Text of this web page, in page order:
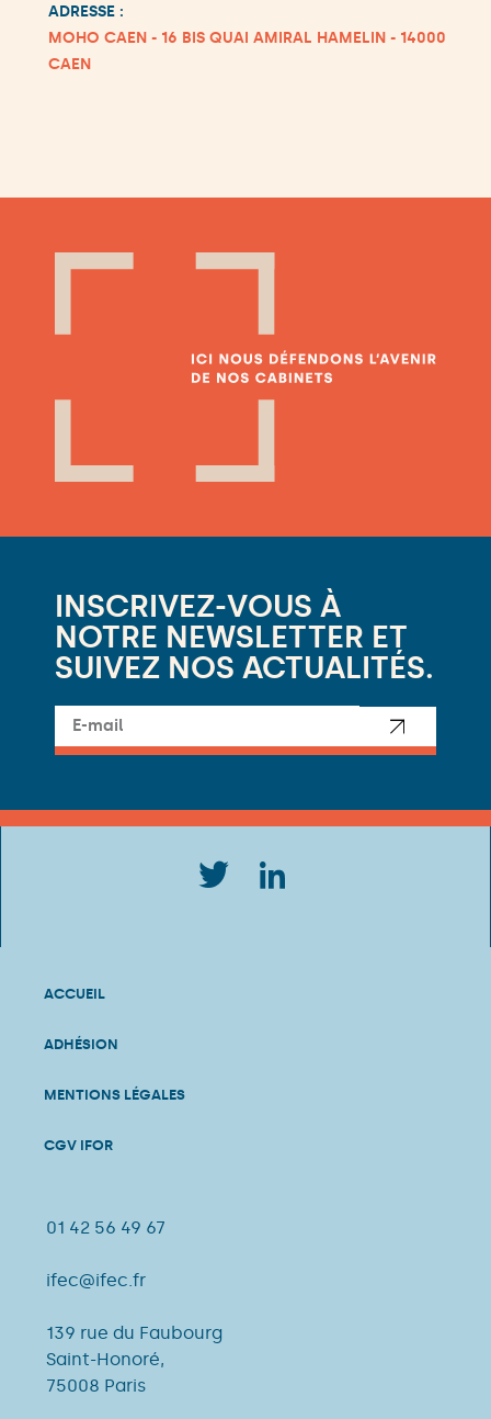
ADRESSE :
MOHO CAEN - 16 BIS QUAI AMIRAL HAMELIN - 14000
CAEN
INSCRIVEZ-VOUS À
NOTRE NEWSLETTER ET
SUIVEZ NOS ACTUALITÉS.
ACCUEIL
ADHÉSION
MENTIONS LÉGALES
CGV IFOR
01 42 56 49 67
ifec@ifec.fr
139 rue du Faubourg
Saint-Honoré,
75008 Paris